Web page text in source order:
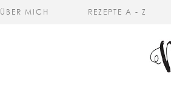
ÜBER MICH REZEPTE A - Z